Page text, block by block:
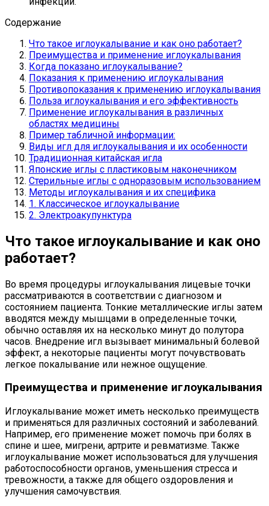
Содержание
Что такое иглоукалывание и как оно работает?
Преимущества и применение иглоукалывания
Когда показано иглоукалывание?
Показания к применению иглоукалывания
Противопоказания к применению иглоукалывания
Польза иглоукалывания и его эффективность
Применение иглоукалывания в различных
областях медицины
Пример табличной информации:
Виды игл для иглоукалывания и их особенности
Традиционная китайская игла
Японские иглы с пластиковым наконечником
Стерильные иглы с одноразовым использованием
Методы иглоукалывания и их специфика
1. Классическое иглоукалывание
2. Электроакупунктура
Что такое иглоукалывание и как оно
работает?
Во время процедуры иглоукалывания лицевые точки
рассматриваются в соответствии с диагнозом и
состоянием пациента. Тонкие металлические иглы затем
вводятся между мышцами в определенные точки,
обычно оставляя их на несколько минут до полутора
часов. Внедрение игл вызывает минимальный болевой
эффект, а некоторые пациенты могут почувствовать
легкое покалывание или нежное ощущение.
Преимущества и применение иглоукалывания
Иглоукалывание может иметь несколько преимуществ
и применяться для различных состояний и заболеваний.
Например, его применение может помочь при болях в
спине и шее, мигрени, артрите и ревматизме. Также
иглоукалывание может использоваться для улучшения
работоспособности органов, уменьшения стресса и
тревожности, а также для общего оздоровления и
улучшения самочувствия.